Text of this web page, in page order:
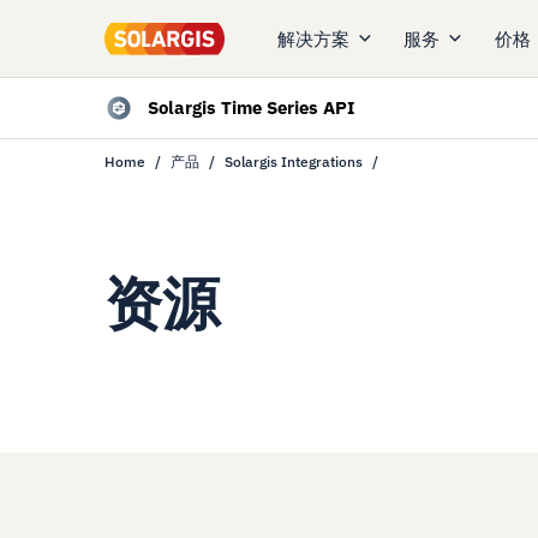
解决方案 服务 价格
Solargis Time Series API
Home 产品 Solargis Integrations
资源